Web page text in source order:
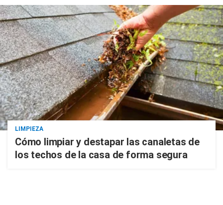
LIMPIEZA
Cómo limpiar y destapar las canaletas de
los techos de la casa de forma segura